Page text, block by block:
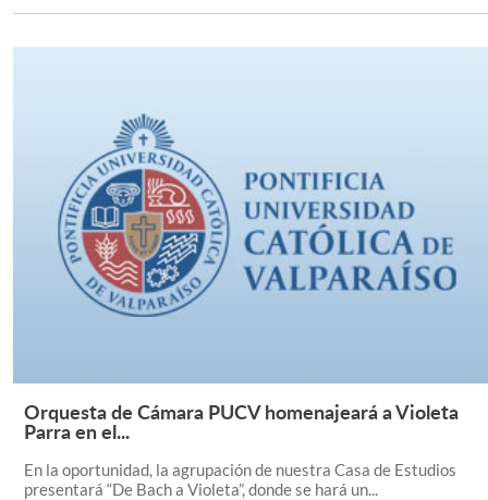
Leer Más +
Orquesta de Cámara PUCV homenajeará a Violeta
Parra en el...
En la oportunidad, la agrupación de nuestra Casa de Estudios
presentará “De Bach a Violeta”, donde se hará un...